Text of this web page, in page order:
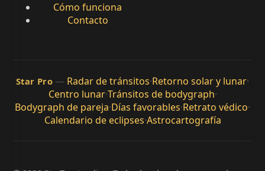
Cómo funciona
Contacto
Star Pro — Radar de tránsitos·Retorno solar y lunar·
Centro lunar·Tránsitos de bodygraph·
Bodygraph de pareja·Días favorables·Retrato védico·
Calendario de eclipses·Astrocartografía